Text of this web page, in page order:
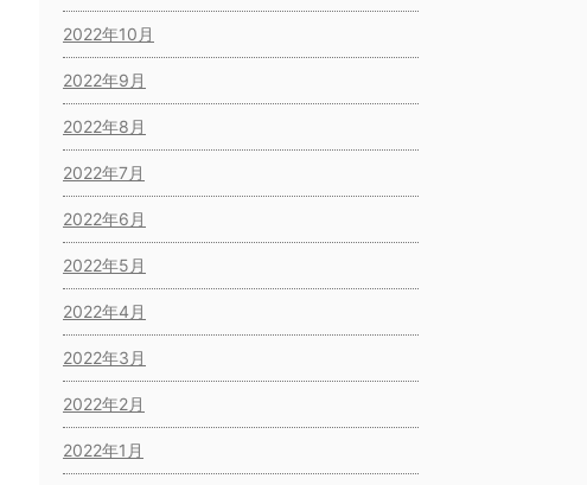
2022年10月
2022年9月
2022年8月
2022年7月
2022年6月
2022年5月
2022年4月
2022年3月
2022年2月
2022年1月